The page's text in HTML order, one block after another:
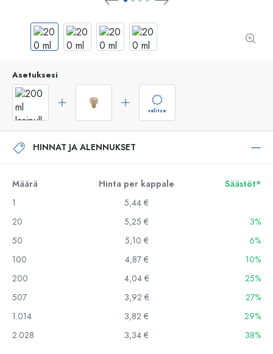
Asetuksesi
valitse
HINNAT JA ALENNUKSET
Määrä Hinta per kappale
Säästöt*
1
5,44 €
20
5,25 €
3%
50
5,10 €
6%
100
4,87 €
10%
200
4,04 €
25%
507
3,92 €
27%
1.014
3,82 €
29%
2.028
3,34 € 38%